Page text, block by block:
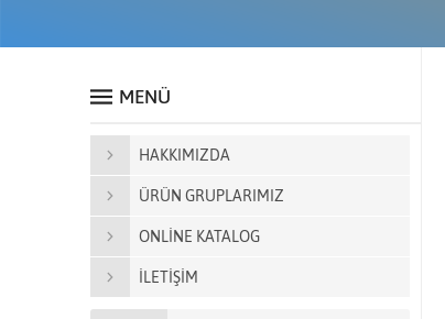
MENÜ
HAKKIMIZDA
ÜRÜN GRUPLARIMIZ
ONLİNE KATALOG
İLETİŞİM